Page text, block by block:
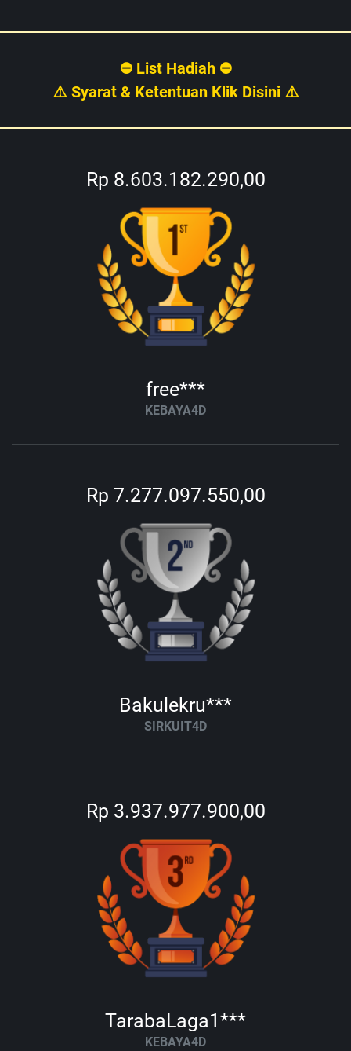
⛔ List Hadiah ⛔
⚠️ Syarat & Ketentuan Klik Disini ⚠️
Rp 8.603.182.290,00
free***
KEBAYA4D
Rp 7.277.097.550,00
Bakulekru***
SIRKUIT4D
Rp 3.937.977.900,00
TarabaLaga1***
KEBAYA4D